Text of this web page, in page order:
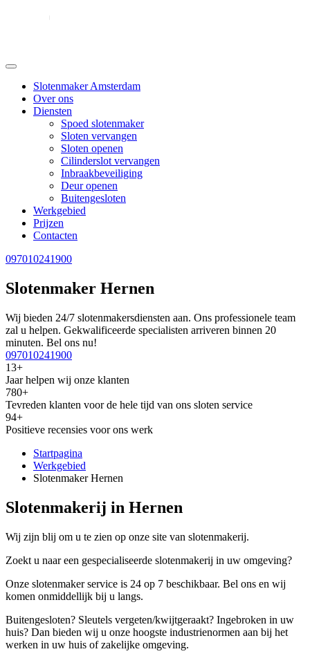
Slotenmaker Amsterdam
Over ons
Diensten
Spoed slotenmaker
Sloten vervangen
Sloten openen
Cilinderslot vervangen
Inbraakbeveiliging
Deur openen
Buitengesloten
Werkgebied
Prijzen
Contacten
097010241900
Slotenmaker Hernen
Wij bieden 24/7 slotenmakersdiensten aan. Ons professionele team
zal u helpen. Gekwalificeerde specialisten arriveren binnen 20
minuten. Bel ons nu!
097010241900
13+
Jaar helpen wij onze klanten
780+
Tevreden klanten voor de hele tijd van ons sloten service
94+
Positieve recensies voor ons werk
Startpagina
Werkgebied
Slotenmaker Hernen
Slotenmakerij in Hernen
Wij zijn blij om u te zien op onze site van slotenmakerij.
Zoekt u naar een gespecialiseerde slotenmakerij in uw omgeving?
Onze slotenmaker service is 24 op 7 beschikbaar. Bel ons en wij
komen onmiddellijk bij u langs.
Buitengesloten? Sleutels vergeten/kwijtgeraakt? Ingebroken in uw
huis? Dan bieden wij u onze hoogste industrienormen aan bij het
werken in uw huis of zakelijke omgeving.